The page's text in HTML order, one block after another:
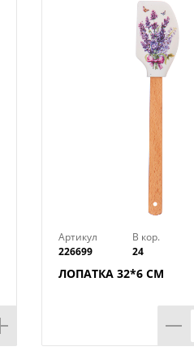
Артикул
226699
В кор.
24
ЛОПАТКА 32*6 СМ